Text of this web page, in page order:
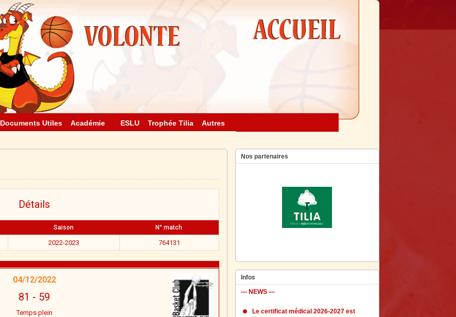
Documents Utiles Académie ESLU Trophée Tilia Autres
Détails
Saison N° match
2022-2023 764131
04/12/2022
81 - 59
Temps plein
Nos partenaires
Infos
— NEWS —
Le certificat médical 2026-2027 est